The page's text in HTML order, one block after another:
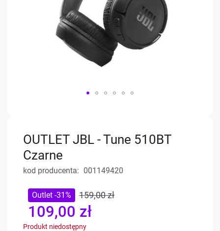
OUTLET JBL - Tune 510BT
Czarne
Special
Price
109,00 zł
Outlet -31% 159,00 zł
kod producenta 001149420
Produkt niedostępny
galerii